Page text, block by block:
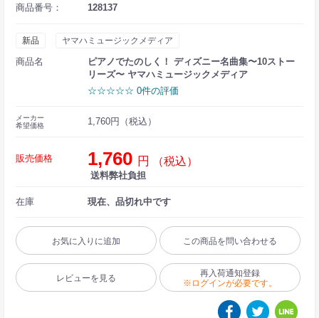
商品番号： 128137
新品 ヤマハミュージックメディア
商品名
ピアノでたのしく！ ディズニー名曲集〜10ストー
リーズ〜 ヤマハミュージックメディア
☆☆☆☆☆ 0件の評価
メーカー
希望価格
1,760円（税込）
販売価格 1,760 円 （税込）
送料弊社負担
在庫 現在、品切れ中です
お気に入りに追加 この商品を問い合わせる
レビューを見る
再入荷通知登録
※ログインが必要です。